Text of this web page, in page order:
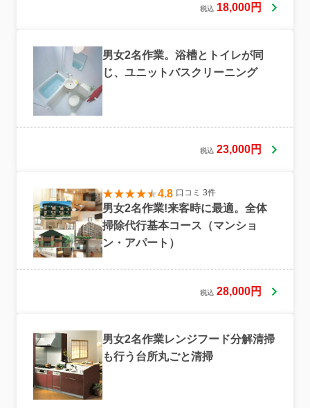
税込 18,000円
男女2名作業。浴槽とトイレが同
じ、ユニットバスクリーニング
税込 23,000円
4.8 口コミ 3件
男女2名作業!来客時に最適。全体
掃除代行基本コース（マンショ
ン・アパート）
税込 28,000円
男女2名作業レンジフード分解清掃
も行う台所丸ごと清掃